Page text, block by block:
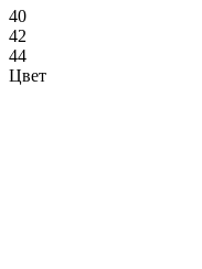
40
42
44
Цвет